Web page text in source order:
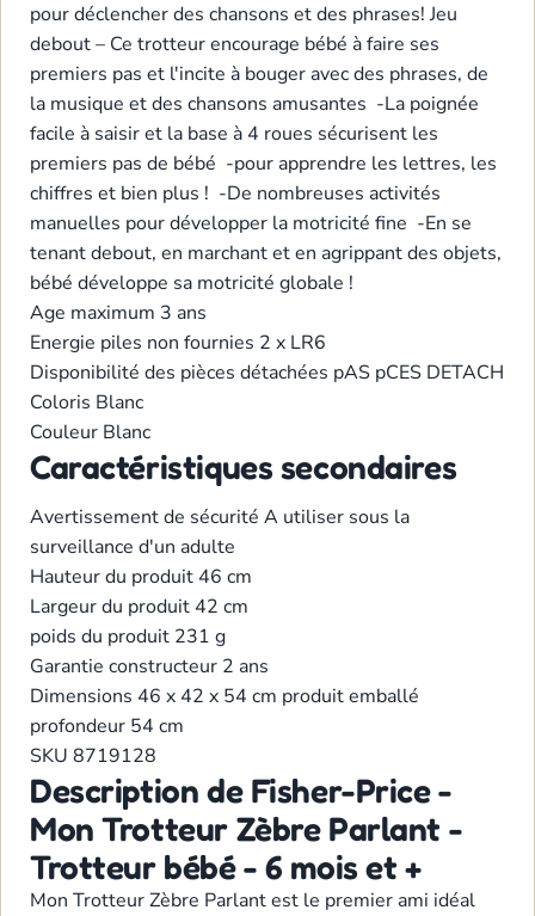
pour déclencher des chansons et des phrases! Jeu
debout– Ce trotteur encourage bébé à faire ses
premiers pas et l'incite à bouger avec des phrases, de
la musique et des chansons amusantes -La poignée
facile à saisir et la base à 4 roues sécurisent les
premiers pas de bébé -pour apprendre les lettres, les
chiffres et bien plus ! -De nombreuses activités
manuelles pour développer la motricité fine -En se
tenant debout, en marchant et en agrippant des objets,
bébé développe sa motricité globale !
Age maximum 3 ans
Energie piles non fournies 2 x LR6
Disponibilité des pièces détachées pAS pCES DETACH
Coloris Blanc
Couleur Blanc
Caractéristiques secondaires
Avertissement de sécurité A utiliser sous la
surveillance d'un adulte
Hauteur du produit 46 cm
Largeur du produit 42 cm
poids du produit 231 g
Garantie constructeur 2 ans
Dimensions 46 x 42 x 54 cm produit emballé
profondeur 54 cm
SKU 8719128
Description de Fisher-Price -
Mon Trotteur Zèbre Parlant -
Trotteur bébé - 6 mois et +
Mon Trotteur Zèbre Parlant est le premier ami idéal